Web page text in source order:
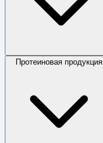
Протеиновая продукция